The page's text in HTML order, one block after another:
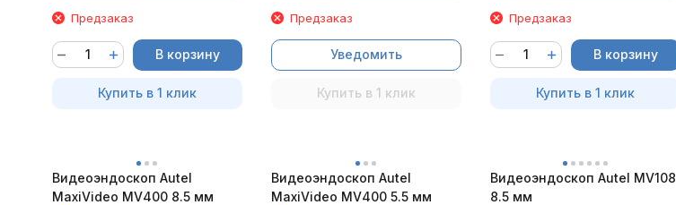
Предзаказ
В корзину
Купить в 1 клик
Предзаказ
Уведомить
Купить в 1 клик
Предзаказ
В корзину
Купить в 1 клик
Видеоэндоскоп Autel
MaxiVideo MV400 8.5 мм
Видеоэндоскоп Autel
MaxiVideo MV400 5.5 мм
Видеоэндоскоп Autel MV108
8.5 мм